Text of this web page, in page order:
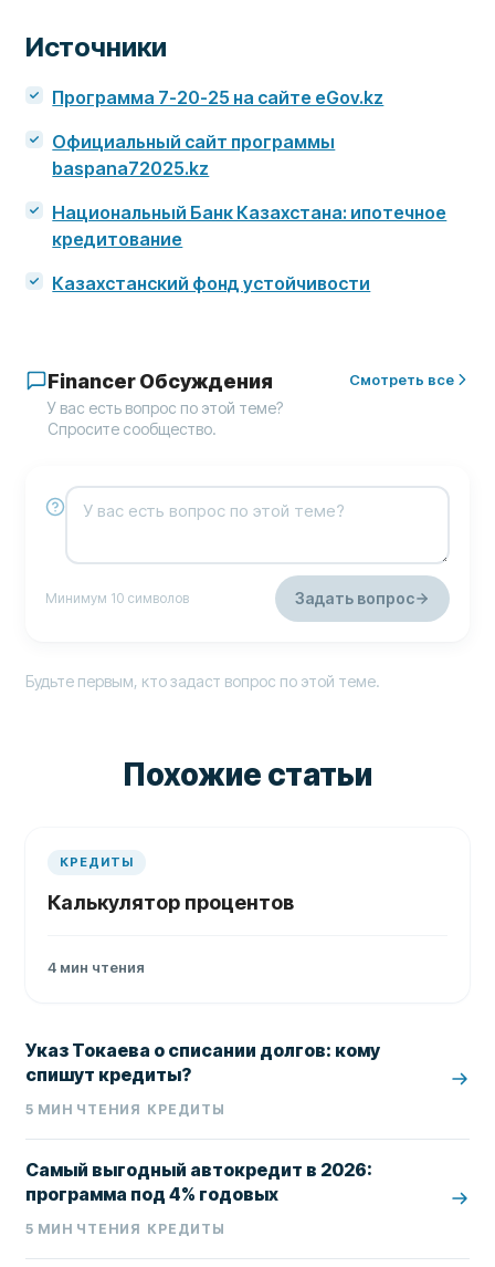
Источники
Программа 7-20-25 на сайте eGov.kz
Официальный сайт программы
baspana72025.kz
Национальный Банк Казахстана: ипотечное
кредитование
Казахстанский фонд устойчивости
Financer Обсуждения
У вас есть вопрос по этой теме?
Спросите сообщество.
Смотреть все
Минимум 10 символов Задать вопрос
Будьте первым, кто задаст вопрос по этой теме.
Похожие статьи
КРЕДИТЫ
Калькулятор процентов
4 мин чтения
Указ Токаева о списании долгов: кому
спишут кредиты?
5 МИН ЧТЕНИЯ КРЕДИТЫ
Самый выгодный автокредит в 2026:
программа под 4% годовых
5 МИН ЧТЕНИЯ КРЕДИТЫ